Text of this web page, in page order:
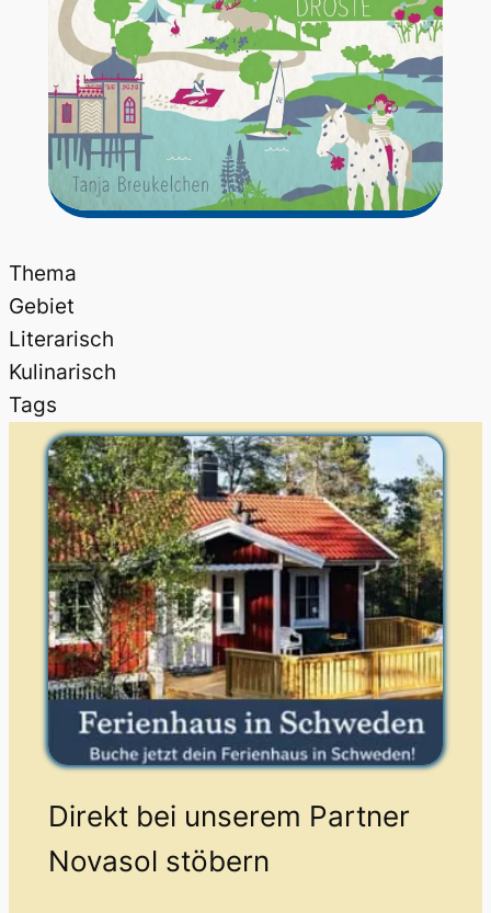
Thema
Gebiet
Literarisch
Kulinarisch
Tags
Direkt bei unserem Partner
Novasol stöbern